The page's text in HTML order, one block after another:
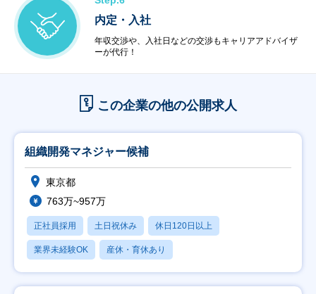
内定・入社
年収交渉や、入社日などの交渉もキャリアアドバイザ
ーが代行！
この企業の他の公開求人
組織開発マネジャー候補
東京都
763万~957万
正社員採用 土日祝休み 休日120日以上
業界未経験OK 産休・育休あり